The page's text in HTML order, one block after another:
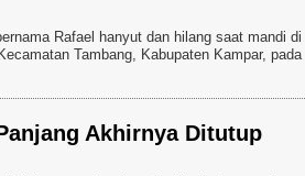
Rafael hanyut dan hilang saat mandi di
Tambang, Kabupaten Kampar, pada
Akhirnya Ditutup